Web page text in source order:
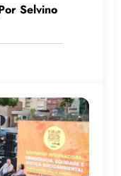
Selvino